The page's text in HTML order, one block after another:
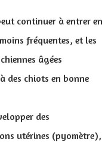
continuer à entrer en
fréquentes, et les
âgées
des chiots en bonne
des
utérines (pyomètre),